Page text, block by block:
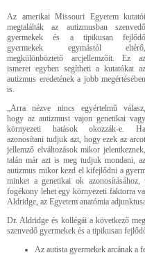
Az amerikai Missouri Egyetem kutatói
megtalálták az autizmusban szenvedő
gyermekek és a tipikusan fejlődő
gyermekek egymástól eltérő,
megkülönböztető arcjellemzőit. Ez az
ismeret egyben segítheti a kutatókat az
autizmus eredetének a jobb megértésében
is.
„Arra nézve nincs egyértelmű válasz,
hogy az autizmust vajon genetikai vagy
környezeti hatások okozzák-e. Ha
azonosítani tudjuk azt, hogy ezek az arcot
jellemző elváltozások mikor jelentkeznek,
talán már azt is meg tudjuk mondani, az
autizmus mikor kezd el kifejlődni a
minket a genetikai ok
fogékony lehet egy környezeti faktorra
Aldridge, az Egyetem anatómia
Dr. Aldridge és kollégái a következő
szenvedő gyermekek és a tipikusan
Az autista gyermekek arcának a